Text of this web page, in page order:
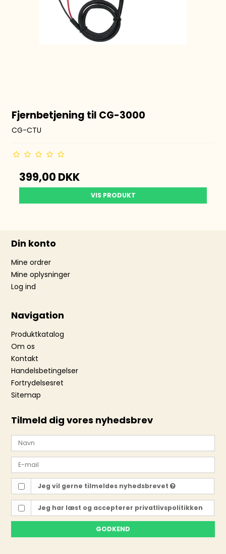
Fjernbetjening til CG-3000
CG-CTU
399,00 DKK
VIS PRODUKT
Din konto
Mine ordrer
Mine oplysninger
Log ind
Navigation
Produktkatalog
Om os
Kontakt
Handelsbetingelser
Fortrydelsesret
Sitemap
Tilmeld dig vores nyhedsbrev
Jeg vil gerne tilmeldes nyhedsbrevet
Jeg har læst og accepterer privatlivspolitikken
GODKEND